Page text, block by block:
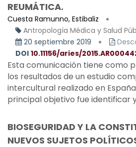
REUMÁTICA.
Cuesta Ramunno, Estibaliz
Antropología Médica y Salud
20 septiembre 2019
DOI 10.11156/aries/
Esta comunicación tiene como
los resultados de un estudio
intercultural realizado en
principal objetivo fue identificar
BIOSEGURIDAD Y LA
NUEVOS SUJETOS